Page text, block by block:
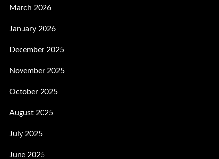
March 2026
January 2026
December 2025
November 2025
October 2025
August 2025
July 2025
June 2025